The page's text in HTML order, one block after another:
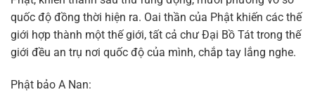
quốc độ đồng thời hiện ra. Oai thần của Phật khiến các thế
giới hợp thành một thế giới, tất cả chư Đại Bồ Tát trong thế
giới đều an trụ nơi quốc độ của mình, chắp tay lắng nghe.
Phật bảo A Nan: